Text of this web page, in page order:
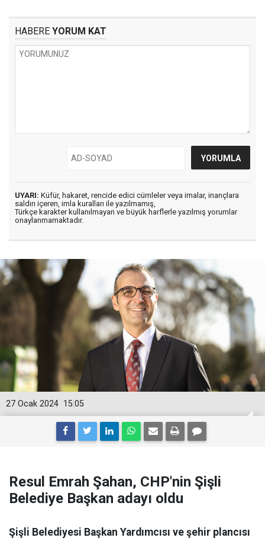
HABERE YORUM KAT
UYARI: Küfür, hakaret, rencide edici cümleler veya imalar, inançlara
saldırı içeren, imla kuralları ile yazılmamış,
Türkçe karakter kullanılmayan ve büyük harflerle yazılmış yorumlar
onaylanmamaktadır.
15:05
27 Ocak 2024
Resul Emrah Şahan, CHP'nin Şişli
Belediye Başkan adayı oldu
Şişli Belediyesi Başkan Yardımcısı ve şehir plancısı